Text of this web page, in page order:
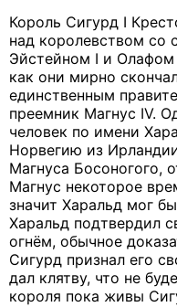
Король Сигурд I
над королевством со
Эйстейном I и Олафом
как они мирно
единственным
преемник Магнус IV.
человек по имени
Норвегию из
Магнуса Босоногого,
Магнус некоторое
значит Харальд мог
Харальд подтвердил
огнём, обычное
Сигурд признал его
дал клятву, что не
короля пока живы